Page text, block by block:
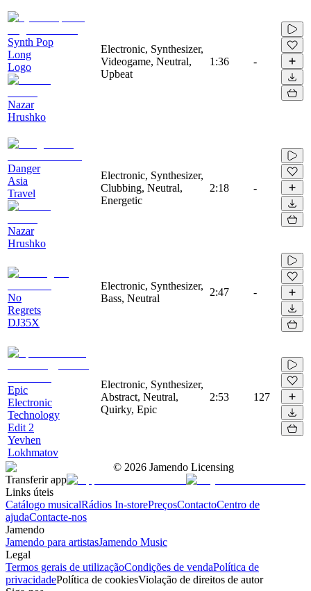
Synth Pop
Long
Logo
Nazar
Hrushko
Electronic, Synthesizer,
Videogame, Neutral,
Upbeat
1:36 -
Danger
Asia
Travel
Nazar
Hrushko
Electronic, Synthesizer,
Clubbing, Neutral,
Energetic
2:18 -
No
Regrets
DJ35X
Electronic, Synthesizer,
Bass, Neutral
2:47 -
Epic
Electronic
Technology
Edit 2
Yevhen
Lokhmatov
Electronic, Synthesizer,
Abstract, Neutral,
Quirky, Epic
2:53 127
© 2026 Jamendo Licensing
Transferir app
Links úteis
Catálogo musicalRádios In-storePreçosContactoCentro de
ajudaContacte-nos
Jamendo
Jamendo para artistasJamendo Music
Legal
Termos gerais de utilizaçãoCondições de vendaPolítica de
privacidadePolítica de cookiesViolação de direitos de autor